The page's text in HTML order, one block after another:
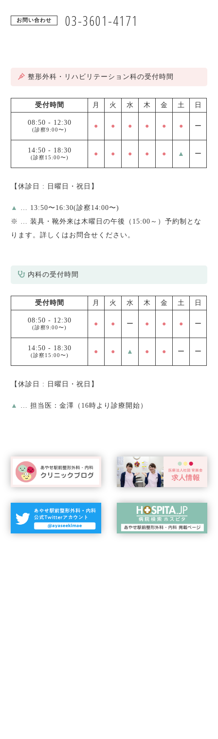
お問い合わせ 03-3601-4171
整形外科・リハビリテーション科の受付時間
受付時間 月 火 水 木 金 土 日
08:50 - 12:30
(診察9:00〜) ● ● ● ● ● ● ー
14:50 - 18:30
(診察15:00〜) ● ● ● ● ● ▲ ー
【休診日 : 日曜日・祝日】
▲
… 13:50〜16:30(診察14:00〜)
※
… 装具・靴外来は木曜日の午後（15:00～）予約制とな
ります。詳しくはお問合せください。
内科の受付時間
受付時間 月 火 水 木 金 土 日
08:50 - 12:30
(診察9:00〜) ● ● ー ● ● ● ー
14:50 - 18:30
(診察15:00〜) ● ● ▲ ● ● ー ー
【休診日 : 日曜日・祝日】
▲ … 担当医：金澤（16時より診療開始）